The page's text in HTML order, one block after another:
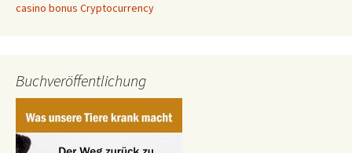
casino bonus Cryptocurrency
Buchveröffentlichung